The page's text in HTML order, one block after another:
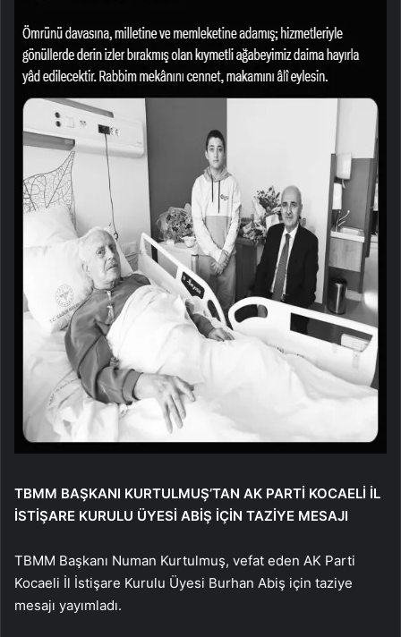
TBMM BAŞKANI KURTULMUŞ’TAN AK PARTİ KOCAELİ İL
İSTİŞARE KURULU ÜYESİ ABİŞ İÇİN TAZİYE MESAJI
TBMM Başkanı Numan Kurtulmuş, vefat eden AK Parti
Kocaeli İl İstişare Kurulu Üyesi Burhan Abiş için taziye
mesajı yayımladı.